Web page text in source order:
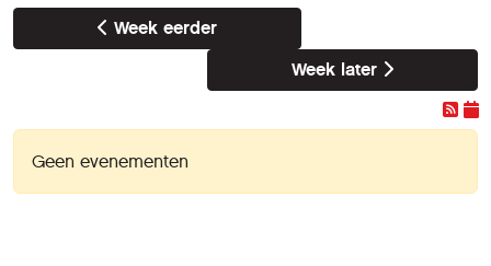
Week eerder
Week later
Geen evenementen